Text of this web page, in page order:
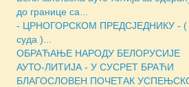
до границе са...
- ЦРНОГОРСКОМ ПРЕДСЈЕДНИКУ - (
суда )...
ОБРАЋАЊЕ НАРОДУ БЕЛОРУСИЈЕ
АУТО-ЛИТИЈА - У СУСРЕТ БРАЋИ
БЛАГОСЛОВЕН ПОЧЕТАК